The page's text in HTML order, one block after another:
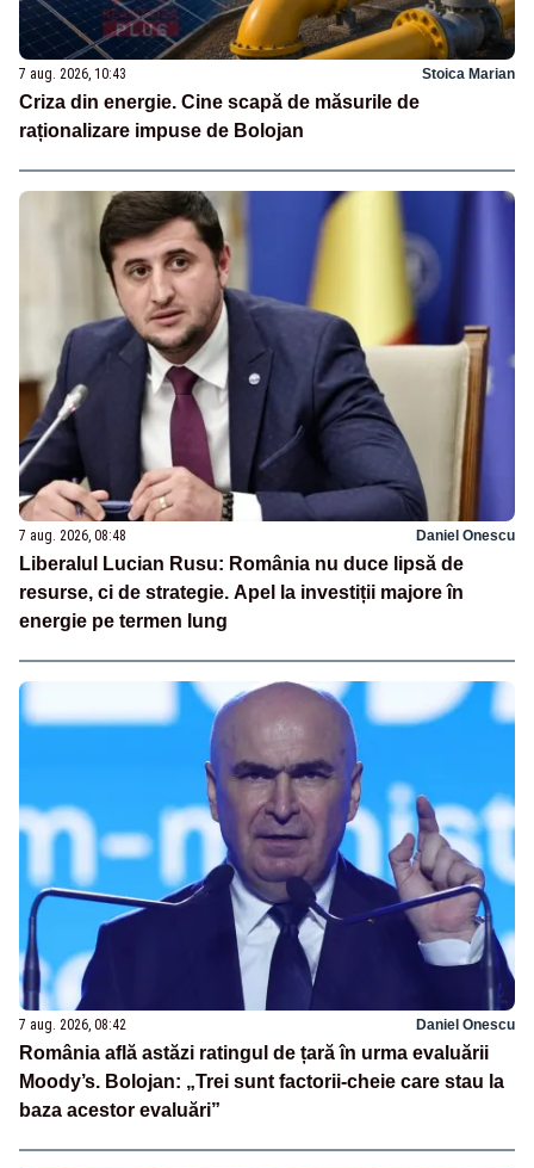
7 aug. 2026, 10:43 Stoica Marian
Criza din energie. Cine scapă de măsurile de
raționalizare impuse de Bolojan
7 aug. 2026, 08:48 Daniel Onescu
Liberalul Lucian Rusu: România nu duce lipsă de
resurse, ci de strategie. Apel la investiții majore în
energie pe termen lung
7 aug. 2026, 08:42 Daniel Onescu
România află astăzi ratingul de țară în urma evaluării
Moody’s. Bolojan: „Trei sunt factorii-cheie care stau la
baza acestor evaluări”